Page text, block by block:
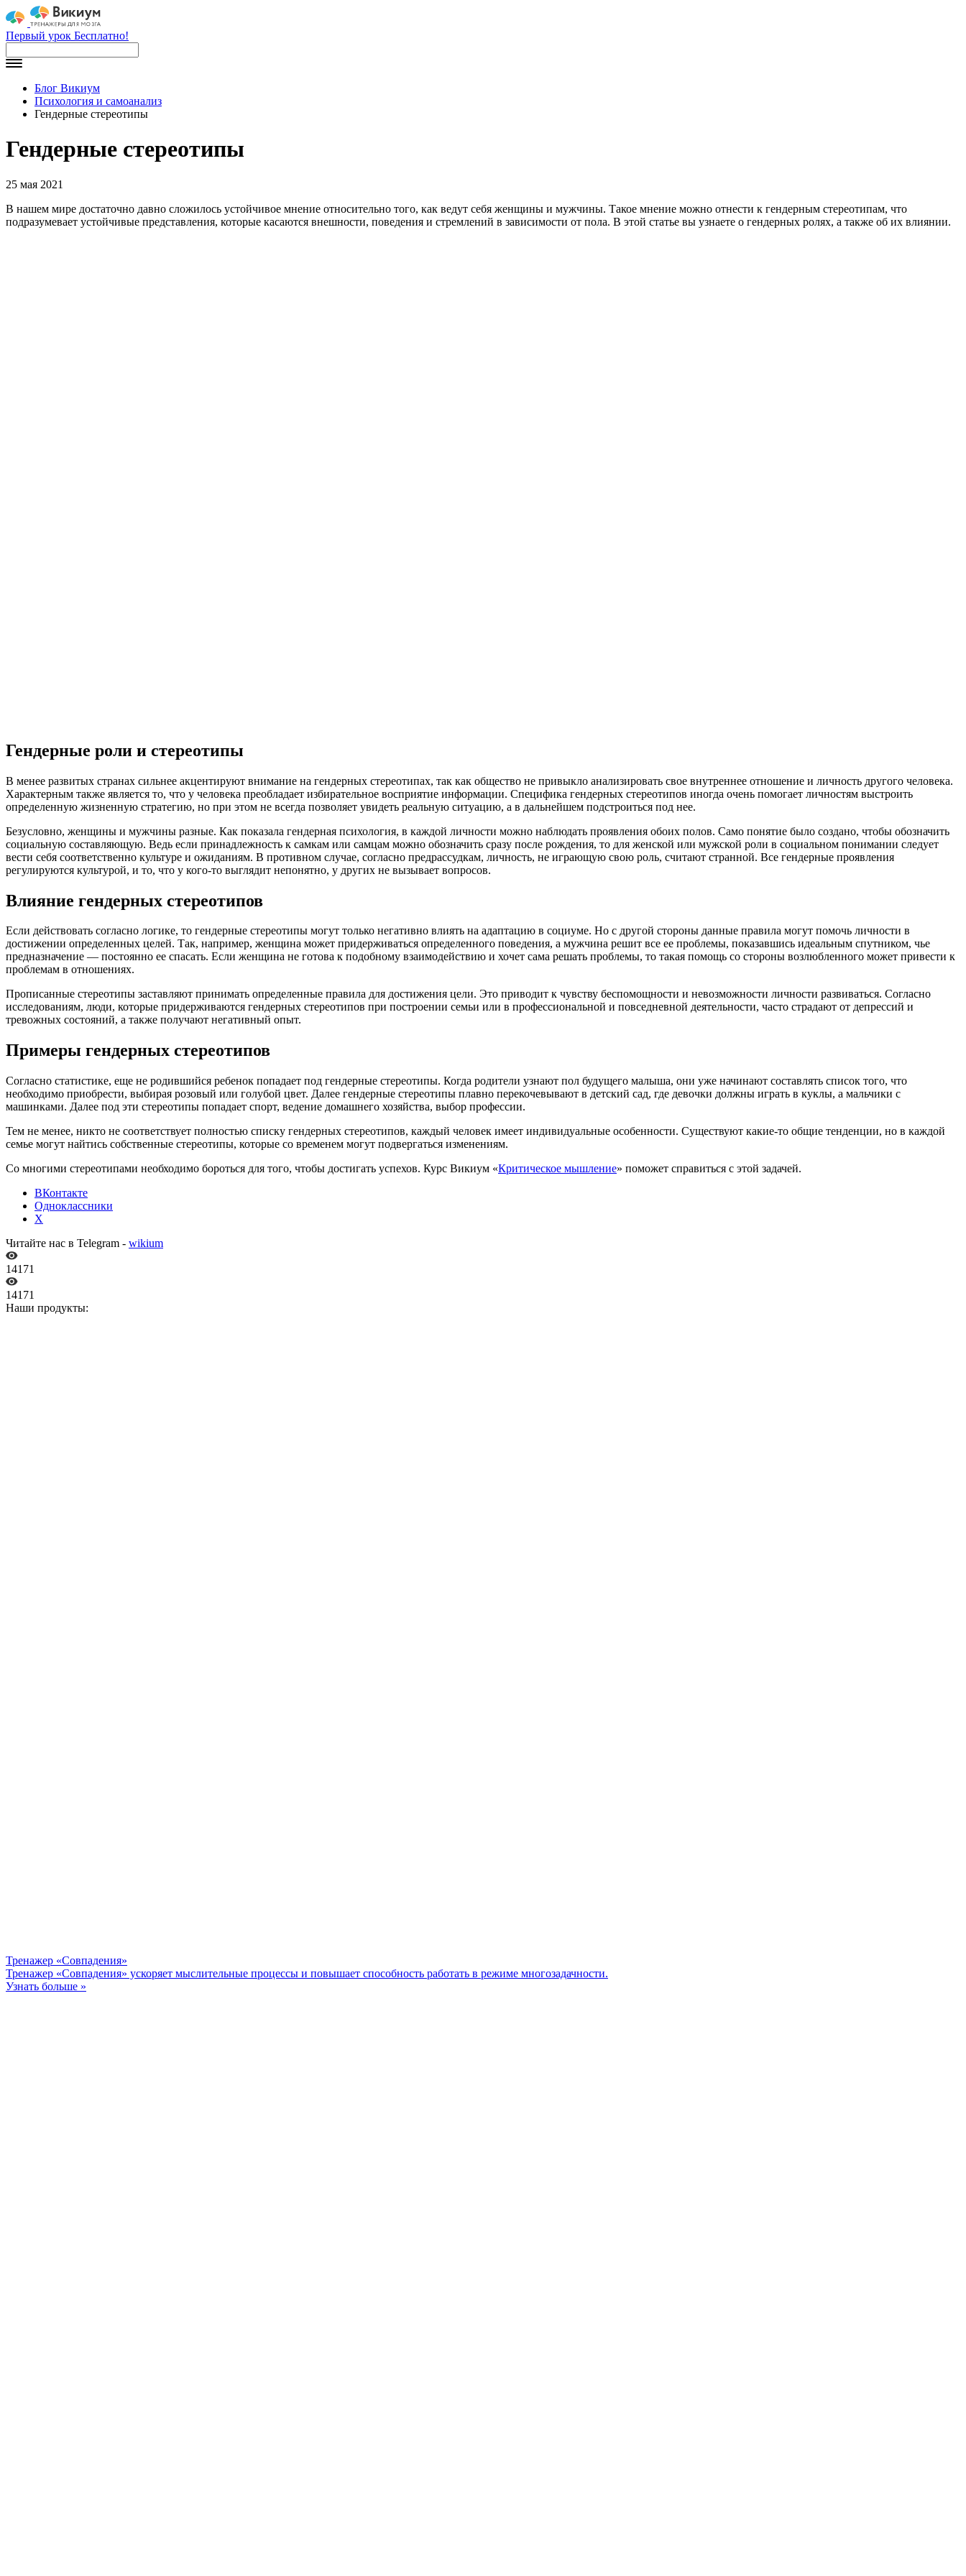
Первый урок Бесплатно!
Блог Викиум
Психология и самоанализ
Гендерные стереотипы
Гендерные стереотипы
25 мая 2021
В нашем мире достаточно давно сложилось устойчивое мнение относительно того, как ведут себя женщины и мужчины. Такое мнение можно отнести к гендерным стереотипам, что
подразумевает устойчивые представления, которые касаются внешности, поведения и стремлений в зависимости от пола. В этой статье вы узнаете о гендерных ролях, а также об их влиянии.
Гендерные роли и стереотипы
В менее развитых странах сильнее акцентируют внимание на гендерных стереотипах, так как общество не привыкло анализировать свое внутреннее отношение и личность другого человека.
Характерным также является то, что у человека преобладает избирательное восприятие информации. Специфика гендерных стереотипов иногда очень помогает личностям выстроить
определенную жизненную стратегию, но при этом не всегда позволяет увидеть реальную ситуацию, а в дальнейшем подстроиться под нее.
Безусловно, женщины и мужчины разные. Как показала гендерная психология, в каждой личности можно наблюдать проявления обоих полов. Само понятие было создано, чтобы обозначить
социальную составляющую. Ведь если принадлежность к самкам или самцам можно обозначить сразу после рождения, то для женской или мужской роли в социальном понимании следует
вести себя соответственно культуре и ожиданиям. В противном случае, согласно предрассудкам, личность, не играющую свою роль, считают странной. Все гендерные проявления
регулируются культурой, и то, что у кого-то выглядит непонятно, у других не вызывает вопросов.
Влияние гендерных стереотипов
Если действовать согласно логике, то гендерные стереотипы могут только негативно влиять на адаптацию в социуме. Но с другой стороны данные правила могут помочь личности в
достижении определенных целей. Так, например, женщина может придерживаться определенного поведения, а мужчина решит все ее проблемы, показавшись идеальным спутником, чье
предназначение — постоянно ее спасать. Если женщина не готова к подобному взаимодействию и хочет сама решать проблемы, то такая помощь со стороны возлюбленного может привести к
проблемам в отношениях.
Прописанные стереотипы заставляют принимать определенные правила для достижения цели. Это приводит к чувству беспомощности и невозможности личности развиваться. Согласно
исследованиям, люди, которые придерживаются гендерных стереотипов при построении семьи или в профессиональной и повседневной деятельности, часто страдают от депрессий и
тревожных состояний, а также получают негативный опыт.
Примеры гендерных стереотипов
Согласно статистике, еще не родившийся ребенок попадает под гендерные стереотипы. Когда родители узнают пол будущего малыша, они уже начинают составлять список того, что
необходимо приобрести, выбирая розовый или голубой цвет. Далее гендерные стереотипы плавно перекочевывают в детский сад, где девочки должны играть в куклы, а мальчики с
машинками. Далее под эти стереотипы попадает спорт, ведение домашнего хозяйства, выбор профессии.
Тем не менее, никто не соответствует полностью списку гендерных стереотипов, каждый человек имеет индивидуальные особенности. Существуют какие-то общие тенденции, но в каждой
семье могут найтись собственные стереотипы, которые со временем могут подвергаться изменениям.
Со многими стереотипами необходимо бороться для того, чтобы достигать успехов. Курс Викиум «Критическое мышление» поможет справиться с этой задачей.
ВКонтакте
Одноклассники
X
Читайте нас в Telegram - wikium
14171
14171
Наши продукты:
Тренажер «Совпадения»
Тренажер «Совпадения» ускоряет мыслительные процессы и повышает способность работать в режиме многозадачности.
Узнать больше »